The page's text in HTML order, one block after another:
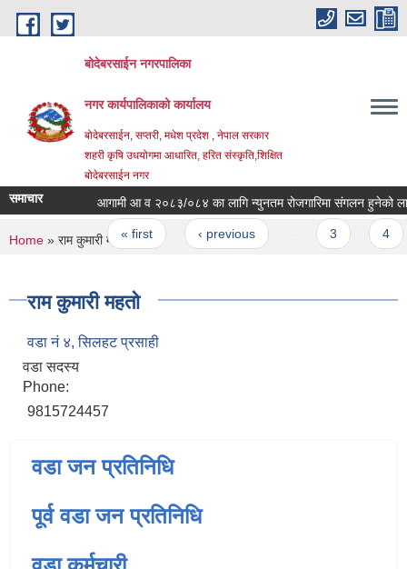
Skip to main content
बोदेबरसाईन नगरपालिका
नगर कार्यपालिकाको कार्यालय
बोदेबरसाईन, सप्तरी, मधेश प्रदेश , नेपाल सरकार
शहरी कृषि उधयोगमा आधारित, हरित संस्कृति,शिक्षित
बोदेबरसाईन नगर
समाचार आगामी आ व २०८३/०८४ का लागि न्युनतम रोजगारिमा संगलन हुनेको
Pages
« first ‹ previous
You are here
Home » राम कुमारी महतो
राम कुमारी महतो
वडा नं‍ ४, सिलहट प्रसाही
वडा सदस्य
Phone:
9815724457
वडा जन प्रतिनिधि
पूर्व वडा जन प्रतिनिधि